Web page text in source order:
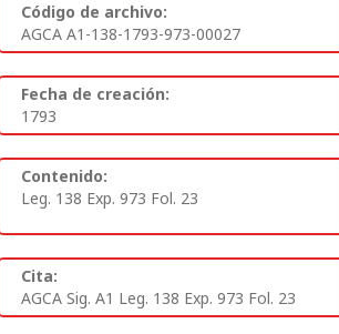
Código de archivo:
AGCA A1-138-1793-973-00027
Fecha de creación:
1793
Contenido:
Leg. 138 Exp. 973 Fol. 23
Cita:
AGCA Sig. A1 Leg. 138 Exp. 973 Fol. 23